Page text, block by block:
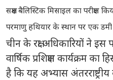
सक्षम बैलिस्टिक मिसाइल का परीक्षण
परमाणु हथियार के स्थान पर एक
चीन के रक्षा अधिकारियों ने इस
वार्षिक प्रशिक्षण कार्यक्रम
है कि यह अभ्यास